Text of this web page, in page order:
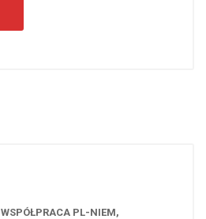
WSPÓŁPRACA PL-NIEM,